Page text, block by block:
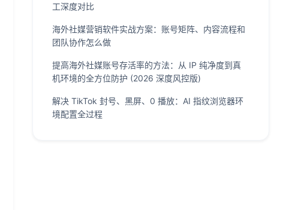
工深度对比
海外社媒营销软件实战方案：账号矩阵、内容流程和
团队协作怎么做
提高海外社媒账号存活率的方法：从 IP 纯净度到真
机环境的全方位防护 (2026 深度风控版)
解决 TikTok 封号、黑屏、0 播放：AI 指纹浏览器环
境配置全过程